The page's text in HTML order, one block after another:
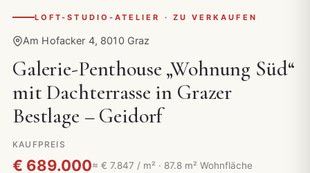
LOFT-STUDIO-ATELIER · ZU VERKAUFEN
Am Hofacker 4, 8010 Graz
Galerie-Penthouse „Wohnung Süd“
mit Dachterrasse in Grazer
Bestlage – Geidorf
KAUFPREIS
€ 689.000≈ € 7.847 / m² · 87.8 m² Wohnfläche